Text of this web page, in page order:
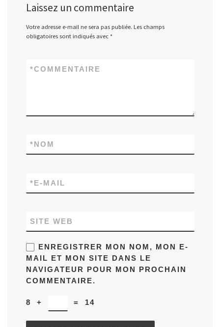
Laissez un commentaire
Votre adresse e-mail ne sera pas publiée. Les champs
obligatoires sont indiqués avec *
COMMENTAIRE
*
NOM
*
E-MAIL
*
SITE WEB
ENREGISTRER MON NOM, MON E-
MAIL ET MON SITE DANS LE
NAVIGATEUR POUR MON PROCHAIN
COMMENTAIRE.
8 + = 14